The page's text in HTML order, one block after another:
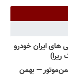
های ایران خودرو
— بهمن